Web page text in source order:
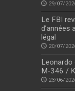
29/07/
Le FBI
d’années
légal
20/07/
Leonardo
M-346 /
23/06/